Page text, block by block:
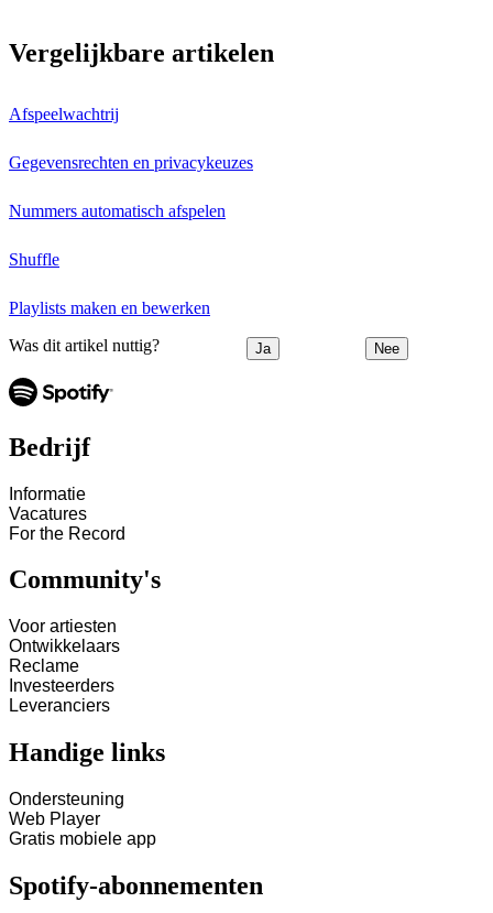
Vergelijkbare artikelen
Afspeelwachtrij
Gegevensrechten en privacykeuzes
Nummers automatisch afspelen
Shuffle
Playlists maken en bewerken
Was dit artikel nuttig? Ja Nee
Bedrijf
Informatie
Vacatures
For the Record
Community's
Voor artiesten
Ontwikkelaars
Reclame
Investeerders
Leveranciers
Handige links
Ondersteuning
Web Player
Gratis mobiele app
Spotify-abonnementen